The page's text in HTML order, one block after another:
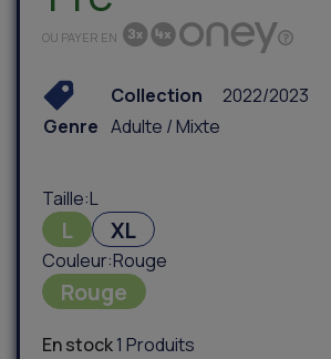
OU PAYER EN
Collection
2022/2023
Genre Adulte / Mixte
Taille L
L XL
Couleur Rouge
Rouge
En stock1 Produits